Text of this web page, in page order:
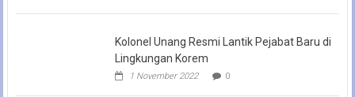
Kolonel Unang Resmi Lantik Pejabat Baru di
Lingkungan Korem
1 November 2022 0